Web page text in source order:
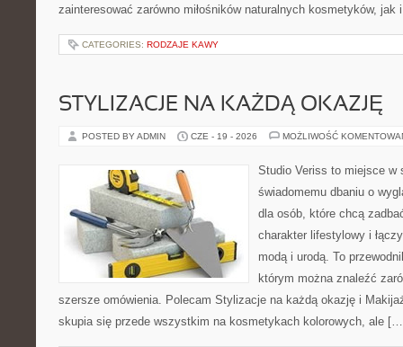
zainteresować zarówno miłośników naturalnych kosmetyków,
CATEGORIES: RODZAJE KAWY
STYLIZACJE NA KAŻDĄ OKAZJĘ
POSTED BY ADMIN CZE - 19 - 2026 MOŻLIWOŚĆ
Studio Veriss to miejsce w
świadomemu dbaniu o
dla osób, które chcą
charakter lifestylowy i
modą i urodą. To
którym można znaleźć
szersze omówienia. Polecam Stylizacje na każdą okazję i
skupia się przede wszystkim na kosmetykach kolorowych, ale